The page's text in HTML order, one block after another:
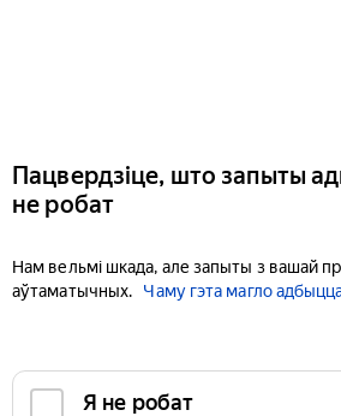
Пацвердзіце, што запыты
не робат
Нам вельмі шкада, але запыты з вашай
аўтаматычных.
Чаму гэта магло
Я не робат